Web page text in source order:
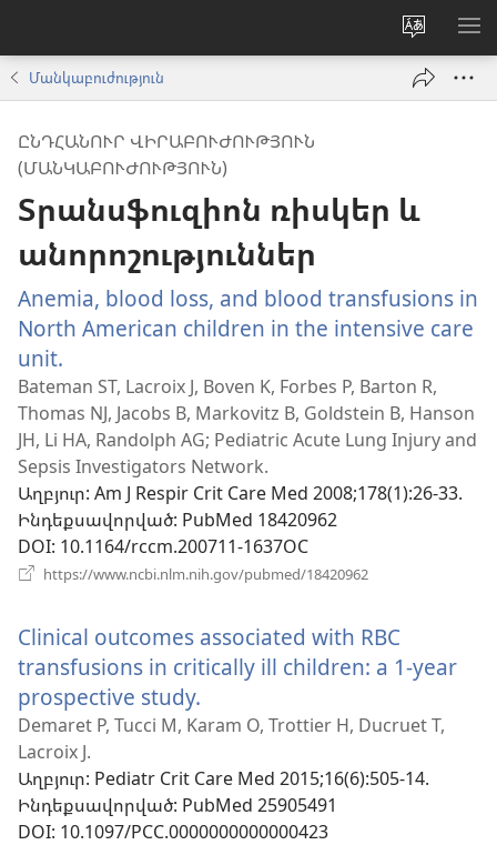
Փոխել
կայքի
լեզուն
Մանկաբուժություն
ԸՆԴՀԱՆՈՒՐ ՎԻՐԱԲՈՒԺՈՒԹՅՈՒՆ
(ՄԱՆԿԱԲՈՒԺՈՒԹՅՈՒՆ)
Տրանսֆուզիոն ռիսկեր և
անորոշություններ
Anemia, blood loss, and blood transfusions in
North American children in the intensive care
unit.
է
նոր
պատուհան)
Bateman ST, Lacroix J, Boven K, Forbes P, Barton R,
Thomas NJ, Jacobs B, Markovitz B, Goldstein B, Hanson
JH, Li HA, Randolph AG; Pediatric Acute Lung Injury and
Sepsis Investigators Network.
Աղբյուր‎: Am J Respir Crit Care Med 2008;178(1):26-33.
Ինդեքսավորված‎: PubMed 18420962
DOI‎: 10.1164/rccm.200711-1637OC
https://www.ncbi.nlm.nih.gov/pubmed/18420962
պատուհան)
Clinical outcomes associated with RBC
transfusions in critically ill children: a 1-year
prospective study.
է
պատուհան)
Demaret P, Tucci M, Karam O, Trottier H, Ducruet T,
Lacroix J.
Աղբյուր‎: Pediatr Crit Care Med 2015;16(6):505-14.
Ինդեքսավորված‎: PubMed 25905491
DOI‎: 10.1097/PCC.0000000000000423